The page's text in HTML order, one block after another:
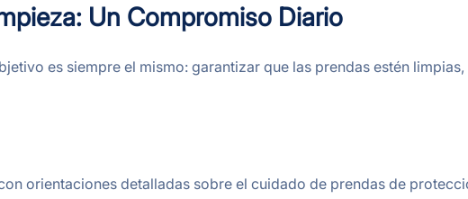
Un Compromiso Diario
es siempre el mismo: garantizar que las prendas estén
orientaciones detalladas sobre el cuidado de prendas de